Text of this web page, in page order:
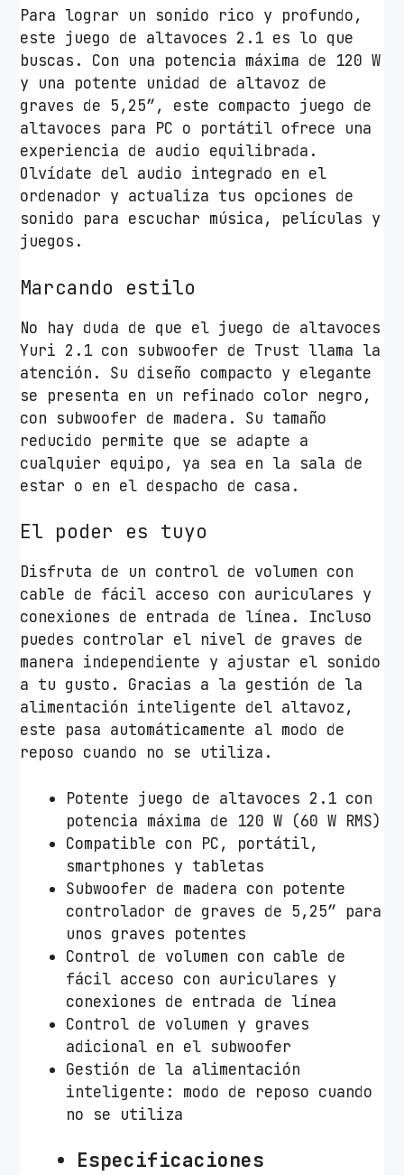
W
/
2
.
1
c
a
n
t
i
d
d
Para lograr un sonido rico y profundo,
este juego de altavoces 2.1 es lo que
buscas. Con una potencia máxima de 120 W
y una potente unidad de altavoz de
graves de 5,25”, este compacto juego de
altavoces para PC o portátil ofrece una
experiencia de audio equilibrada.
Olvídate del audio integrado en el
ordenador y actualiza tus opciones de
sonido para escuchar música, películas y
juegos.
Marcando estilo
No hay duda de que el juego de altavoces
Yuri 2.1 con subwoofer de Trust llama la
atención. Su diseño compacto y elegante
se presenta en un refinado color negro,
con subwoofer de madera. Su tamaño
reducido permite que se adapte a
cualquier equipo, ya sea en la sala de
estar o en el despacho de casa.
El poder es tuyo
Disfruta de un control de volumen con
cable de fácil acceso con auriculares y
conexiones de entrada de línea. Incluso
puedes controlar el nivel de graves de
manera independiente y ajustar el sonido
a tu gusto. Gracias a la gestión de la
alimentación inteligente del altavoz,
este pasa automáticamente al modo de
reposo cuando no se utiliza.
Potente juego de altavoces 2.1 con
potencia máxima de 120 W (60 W RMS)
Compatible con PC, portátil,
smartphones y tabletas
Subwoofer de madera con potente
controlador de graves de 5,25” para
unos graves potentes
Control de volumen con cable de
fácil acceso con auriculares y
conexiones de entrada de línea
Control de volumen y graves
adicional en el subwoofer
Gestión de la alimentación
inteligente: modo de reposo cuando
no se utiliza
Especificaciones